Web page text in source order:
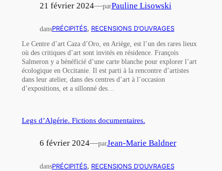
21 février 2024—parPauline Lisowski
dansPRÉCIPITÉS, RECENSIONS D’OUVRAGES
Le Centre d’art Caza d’Oro, en Ariège, est l’un des rares lieux
où des critiques d’art sont invités en résidence. François
Salmeron y a bénéficié d’une carte blanche pour explorer l’art
écologique en Occitanie. Il est parti à la rencontre d’artistes
dans leur atelier, dans des centres d’art à l’occasion
d’expositions, et a sillonné des…
Legs d’Algérie. Fictions documentaires.
6 février 2024—parJean-Marie Baldner
dansPRÉCIPITÉS, RECENSIONS D’OUVRAGES